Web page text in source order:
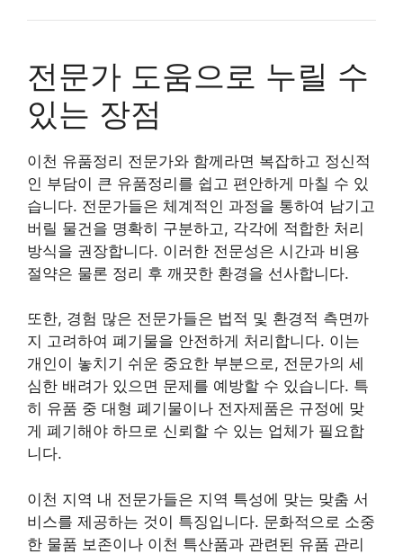
전문가 도움으로 누릴 수
있는 장점
이천 유품정리 전문가와 함께라면 복잡하고 정신적
인 부담이 큰 유품정리를 쉽고 편안하게 마칠 수 있
습니다. 전문가들은 체계적인 과정을 통하여 남기고
버릴 물건을 명확히 구분하고, 각각에 적합한 처리
방식을 권장합니다. 이러한 전문성은 시간과 비용
절약은 물론 정리 후 깨끗한 환경을 선사합니다.
또한, 경험 많은 전문가들은 법적 및 환경적 측면까
지 고려하여 폐기물을 안전하게 처리합니다. 이는
개인이 놓치기 쉬운 중요한 부분으로, 전문가의 세
심한 배려가 있으면 문제를 예방할 수 있습니다. 특
히 유품 중 대형 폐기물이나 전자제품은 규정에 맞
게 폐기해야 하므로 신뢰할 수 있는 업체가 필요합
니다.
이천 지역 내 전문가들은 지역 특성에 맞는 맞춤 서
비스를 제공하는 것이 특징입니다. 문화적으로 소중
한 물품 보존이나 이천 특산품과 관련된 유품 관리